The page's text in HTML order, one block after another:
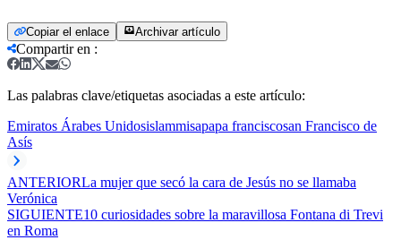
Copiar el enlace Archivar artículo
Compartir en :
Las palabras clave/etiquetas asociadas a este artículo:
Emiratos Árabes Unidosislammisapapa franciscosan Francisco de
Asís
ANTERIORLa mujer que secó la cara de Jesús no se llamaba
Verónica
SIGUIENTE10 curiosidades sobre la maravillosa Fontana di Trevi
en Roma